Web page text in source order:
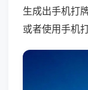
生成出手机打
或者使用手机